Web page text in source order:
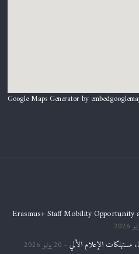
Google Maps Generator by
Erasmus+ Staff Mobility
مستهلكات الإعلام الألي 20 يوليو 2026